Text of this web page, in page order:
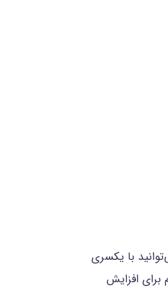
با یکسری
برای افزایش